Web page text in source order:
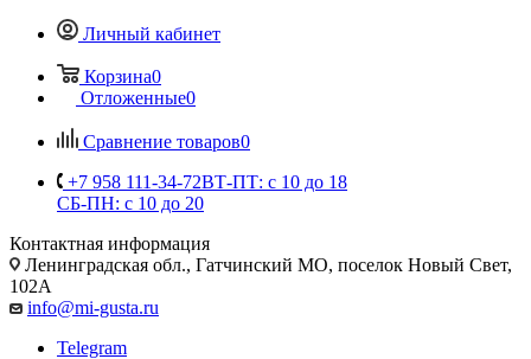
Личный кабинет
Корзина0
Отложенные0
Сравнение товаров0
+7 958 111-34-72ВТ-ПТ: с 10 до 18
СБ-ПН: с 10 до 20
Контактная информация
Ленинградская обл., Гатчинский МО, поселок Новый Свет,
102А
info@mi-gusta.ru
Telegram